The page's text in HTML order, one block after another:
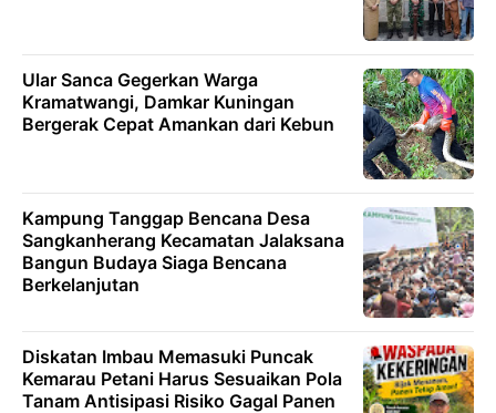
Ular Sanca Gegerkan Warga
Kramatwangi, Damkar Kuningan
Bergerak Cepat Amankan dari Kebun
Kampung Tanggap Bencana Desa
Sangkanherang Kecamatan Jalaksana
Bangun Budaya Siaga Bencana
Berkelanjutan
Diskatan Imbau Memasuki Puncak
Kemarau Petani Harus Sesuaikan Pola
Tanam Antisipasi Risiko Gagal Panen